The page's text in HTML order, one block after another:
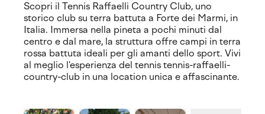
Scopri il Tennis Raffaelli Country Club, uno
storico club su terra battuta a Forte dei Marmi, in
Italia. Immersa nella pineta a pochi minuti dal
centro e dal mare, la struttura offre campi in terra
rossa battuta ideali per gli amanti dello sport. Vivi
al meglio l'esperienza del tennis tennis-raffaelli-
country-club in una location unica e affascinante.